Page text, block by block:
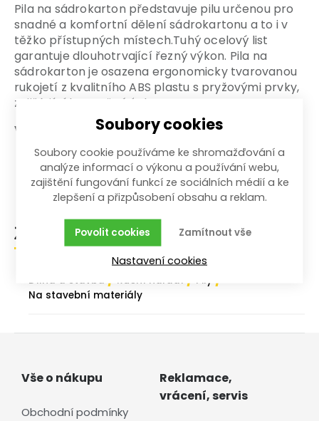
Pila na sádrokarton představuje pilu určenou pro
snadné a komfortní dělení sádrokartonu a to i v
těžko přístupných místech.Tuhý ocelový list
garantuje dlouhotrvající řezný výkon. Pila na
sádrokarton je osazena ergonomicky tvarovanou
rukojetí z kvalitního ABS plastu s pryžovými prvky,
zajišťující bezpečný úchop.
Výhody a charakteristické znaky
Pro snadné a komfortní dělení sádrokartonu
Ergonomicky tvarovaná rukojeť
Zařazení zboží
Dílna a stavba / Ruční nářadí / Pily /
Na stavební materiály
Vše o nákupu
Obchodní podmínky
Reklamace,
vrácení, servis
Soubory cookies
Soubory cookie používáme ke shromažďování a
analýze informací o výkonu a používání webu,
zajištění fungování funkcí ze sociálních médií a ke
zlepšení a přizpůsobení obsahu a reklam.
Zamítnout vše
Povolit cookies
Nastavení cookies